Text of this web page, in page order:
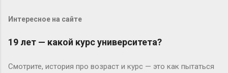
Интересное на сайте
19 лет — какой курс университета?
Смотрите, история про возраст и курс — это как пытаться